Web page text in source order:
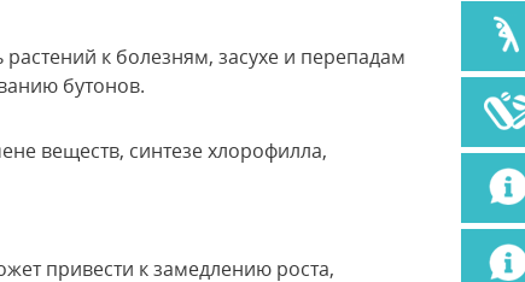
к болезням, засухе и перепадам
бутонов.
веществ, синтезе хлорофилла,
привести к замедлению роста,